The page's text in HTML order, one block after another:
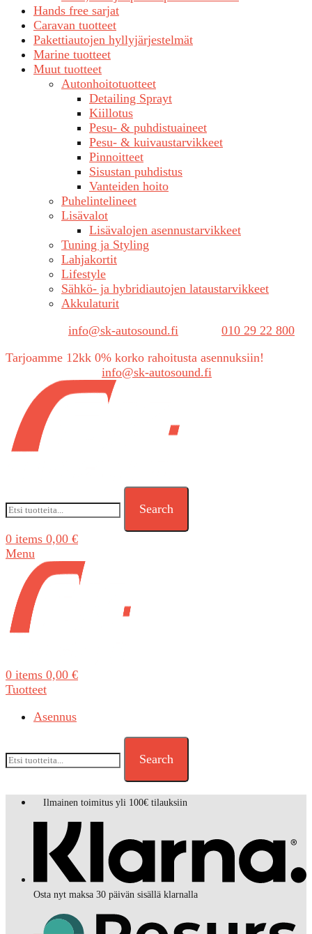
Hands free sarjat
Caravan tuotteet
Pakettiautojen hyllyjärjestelmät
Marine tuotteet
Muut tuotteet
Autonhoitotuotteet
Detailing Sprayt
Kiillotus
Pesu- & puhdistuaineet
Pesu- & kuivaustarvikkeet
Pinnoitteet
Sisustan puhdistus
Vanteiden hoito
Puhelintelineet
Lisävalot
Lisävalojen asennustarvikkeet
Tuning ja Styling
Lahjakortit
Lifestyle
Sähkö- ja hybridiautojen lataustarvikkeet
Akkulaturit
info@sk-autosound.fi
010 29 22 800
Tarjoamme 12kk 0% korko rahoitusta asennuksiin!
info@sk-autosound.fi
Search
0 items 0,00 €
Menu
0 items 0,00 €
Tuotteet
Asennus
Search
Ilmainen toimitus yli 100€ tilauksiin
Osta nyt maksa 30 päivän sisällä klarnalla